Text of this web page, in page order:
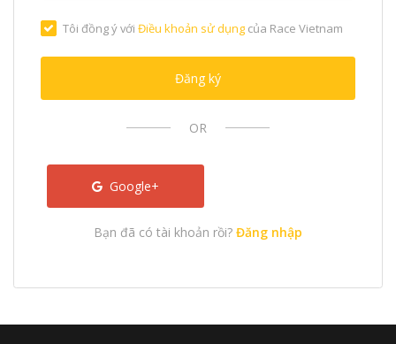
Tôi đồng ý với Điều khoản sử dụngcủa Race Vietnam
Đăng ký
OR
Google+
Bạn đã có tài khoản rồi? Đăng nhập